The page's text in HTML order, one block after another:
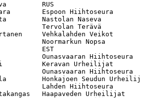
RUS
Espoon Hiihtoseura
Nastolan Naseva
Tervolan Terävä
Vehkalahden Veikot
Noormarkun Nopsa
EST
Ounasvaaran Hiihtoseura
Keravan Urheilijat
Ounasvaaran
Honkajoen Seudun
Lahden Hiihtoseura
Haapaveden